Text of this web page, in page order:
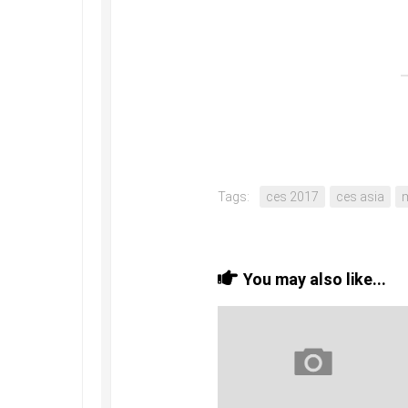
Tags: ces 2017 ces asia
You may also like...